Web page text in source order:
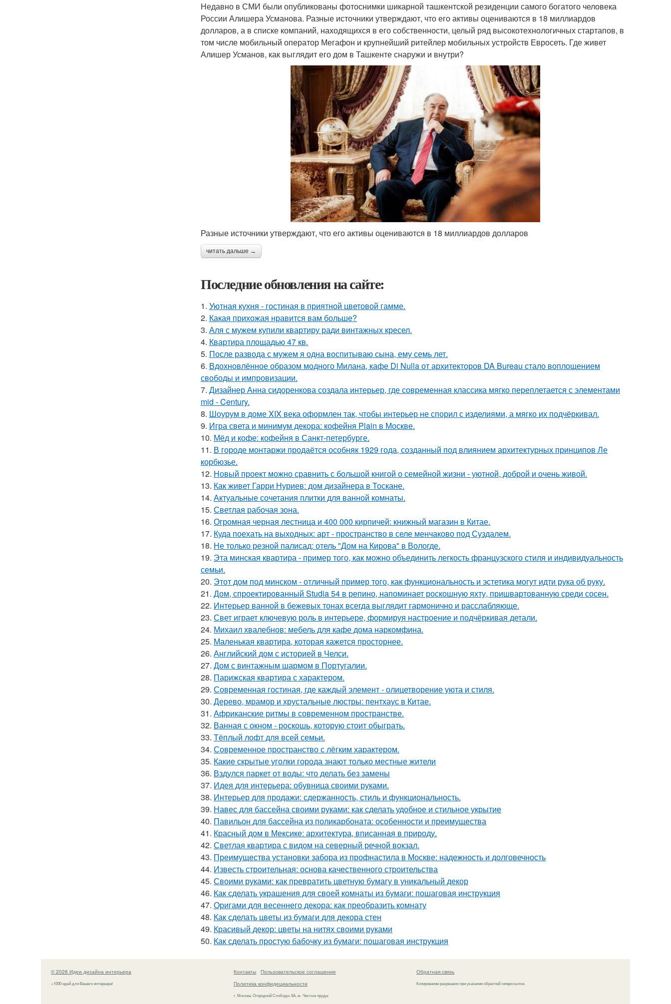
Недавно в СМИ были опубликованы фотоснимки шикарной ташкентской резиденции самого богатого человека
России Алишера Усманова. Разные источники утверждают, что его активы оцениваются в 18 миллиардов
долларов, а в списке компаний, находящихся в его собственности, целый ряд высокотехнологичных стартапов, в
том числе мобильный оператор Мегафон и крупнейший ритейлер мобильных устройств Евросеть. Где живет
Алишер Усманов, как выглядит его дом в Ташкенте снаружи и внутри?
Разные источники утверждают, что его активы оцениваются в 18 миллиардов долларов
читать дальше →
Последние обновления на сайте:
1. Уютная кухня - гостиная в приятной цветовой гамме.
2. Какая прихожая нравится вам больше?
3. Аля с мужем купили квартиру ради винтажных кресел.
4. Квартира площадью 47 кв.
5. После развода с мужем я одна воспитываю сына, ему семь лет.
6. Вдохновлённое образом модного Милана, кафе Di Nulla от архитекторов DA Bureau стало воплощением
свободы и импровизации.
7. Дизайнер Анна сидоренкова создала интерьер, где современная классика мягко переплетается с элементами
mid - Century.
8. Шоурум в доме XIX века оформлен так, чтобы интерьер не спорил с изделиями, а мягко их подчёркивал.
9. Игра света и минимум декора: кофейня Plain в Москве.
10. Мёд и кофе: кофейня в Санкт-петербурге.
11. В городе монтаржи продаётся особняк 1929 года, созданный под влиянием архитектурных принципов Ле
корбюзье.
12. Новый проект можно сравнить с большой книгой о семейной жизни - уютной, доброй и очень живой.
13. Как живет Гарри Нуриев: дом дизайнера в Тоскане.
14. Актуальные сочетания плитки для ванной комнаты.
15. Светлая рабочая зона.
16. Огромная черная лестница и 400 000 кирпичей: книжный магазин в Китае.
17. Куда поехать на выходных: арт - пространство в селе менчаково под Суздалем.
18. Не только резной палисад: отель "Дом на Кирова" в Вологде.
19. Эта минская квартира - пример того, как можно объединить легкость французского стиля и индивидуальность
семьи.
20. Этот дом под минском - отличный пример того, как функциональность и эстетика могут идти рука об руку.
21. Дом, спроектированный Studia 54 в репино, напоминает роскошную яхту, пришвартованную среди сосен.
22. Интерьер ванной в бежевых тонах всегда выглядит гармонично и расслабляюще.
23. Свет играет ключевую роль в интерьере, формируя настроение и подчёркивая детали.
24. Михаил хвалебнов: мебель для кафе дома наркомфина.
25. Маленькая квартира, которая кажется просторнее.
26. Английский дом с историей в Челси.
27. Дом с винтажным шармом в Португалии.
28. Парижская квартира с характером.
29. Современная гостиная, где каждый элемент - олицетворение уюта и стиля.
30. Дерево, мрамор и хрустальные люстры: пентхаус в Китае.
31. Африканские ритмы в современном пространстве.
32. Ванная с окном - роскошь, которую стоит обыграть.
33. Тёплый лофт для всей семьи.
34. Современное пространство с лёгким характером.
35. Какие скрытые уголки города знают только местные жители
36. Вздулся паркет от воды: что делать без замены
37. Идея для интерьера: обувница своими руками.
38. Интерьер для продажи: сдержанность, стиль и функциональность.
39. Навес для бассейна своими руками: как сделать удобное и стильное укрытие
40. Павильон для бассейна из поликарбоната: особенности и преимущества
41. Красный дом в Мексике: архитектура, вписанная в природу.
42. Светлая квартира с видом на северный речной вокзал.
43. Преимущества установки забора из профнастила в Москве: надежность и долговечность
44. Известь строительная: основа качественного строительства
45. Своими руками: как превратить цветную бумагу в уникальный декор
46. Как сделать украшения для своей комнаты из бумаги: пошаговая инструкция
47. Оригами для весеннего декора: как преобразить комнату
48. Как сделать цветы из бумаги для декора стен
49. Красивый декор: цветы на нитях своими руками
50. Как сделать простую бабочку из бумаги: пошаговая инструкция
© 2026 Идеи дизайна интерьера
+1000 идей для Вашего интерьера!
Контакты
Пользовательское соглашение
Политика конфидециальности
г. Москва, Огородной Слободы 5А, м. Чистые пруды
Обратная связь
Копирование разрешено при указании обратной гиперссылки.